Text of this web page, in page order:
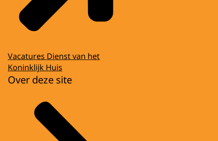
Vacatures Dienst van het
Koninklijk Huis
Over deze site